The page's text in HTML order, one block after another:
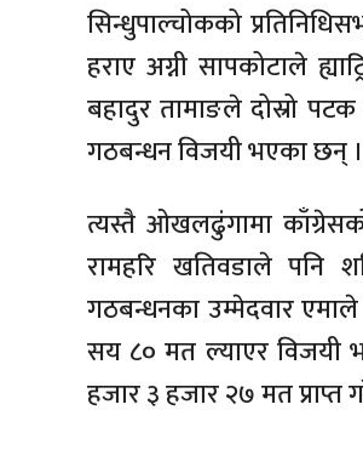
सिन्धुपाल्चोकको
हराए अग्नी सापकोटाले
बहादुर तामाङले दोस्रो
गठबन्धन विजयी भएका छन् ।
त्यस्तै ओखलढुंगामा
रामहरि खतिवडाले पनि
गठबन्धनका उम्मेदवार
सय ८० मत ल्याएर विजयी
हजार ३ हजार २७ मत प्राप्त